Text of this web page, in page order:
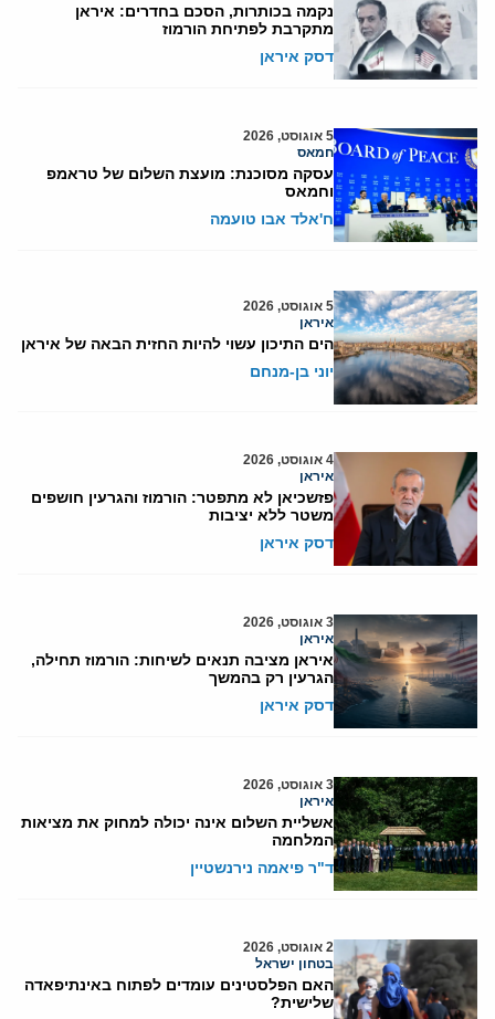
נקמה בכותרות, הסכם בחדרים: איראן
מתקרבת לפתיחת הורמוז
דסק איראן
5 אוגוסט, 2026
חמאס
עסקה מסוכנת: מועצת השלום של טראמפ
וחמאס
ח'אלד אבו טועמה
5 אוגוסט, 2026
איראן
הים התיכון עשוי להיות החזית הבאה של איראן
יוני בן-מנחם
4 אוגוסט, 2026
איראן
פזשכיאן לא מתפטר: הורמוז והגרעין חושפים
משטר ללא יציבות
דסק איראן
3 אוגוסט, 2026
איראן
איראן מציבה תנאים לשיחות: הורמוז תחילה,
הגרעין רק בהמשך
דסק איראן
3 אוגוסט, 2026
איראן
אשליית השלום אינה יכולה למחוק את מציאות
המלחמה
ד"ר פיאמה נירנשטיין
2 אוגוסט, 2026
בטחון ישראל
האם הפלסטינים עומדים לפתוח באינתיפאדה
שלישית?